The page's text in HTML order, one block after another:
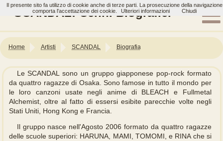
SCANDAL: Cenni Biografici
Home Artisti SCANDAL Biografia
Le SCANDAL sono un gruppo giapponese pop-rock formato
da quattro ragazze di Osaka. Sono famose in tutto il mondo per
le loro canzoni usate negli anime di BLEACH e Fullmetal
Alchemist, oltre al fatto di essersi esibite parecchie volte negli
Stati Uniti, Hong Kong e Francia.
Il gruppo nasce nell'Agosto 2006 formato da quattro ragazze
delle scuole superiori: HARUNA, MAMI, TOMOMI, e RINA che si
Il presente sito fa utilizzo di cookie anche di terze parti. La prosecuzione della navigazione
comporta l'accettazione dei cookie.
Ulteriori informazioni Chiudi